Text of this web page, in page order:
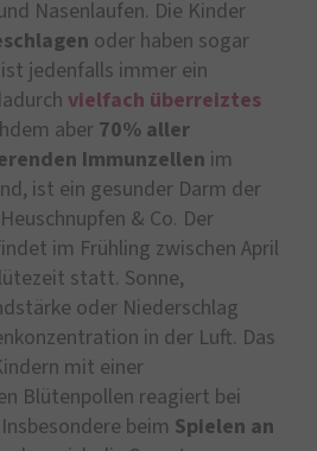
Nasenlaufen. Die Kinder
oder haben sogar
jedenfalls immer ein
vielfach überreiztes
aber 70% aller
Immunzellen im
ist ein gesunder Darm der
& Co. Der
im Frühling zwischen April
statt. Sonne,
oder Niederschlag
in der Luft. Das
mit einer
Blütenpollen reagiert bei
beim Spielen an